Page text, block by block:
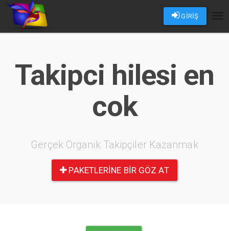
GİRİŞ
Takipci hilesi en
cok
Gerçek Organik Takipçiler Kazanmak
PAKETLERINE BIR GÖZ AT